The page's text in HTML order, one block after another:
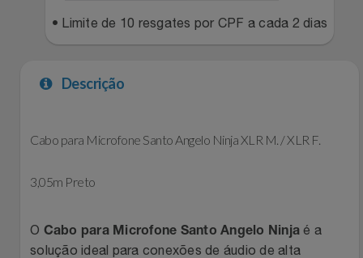
Ferramentas
LivrosMeu Resgate Favorito
Portal Das Malas
• Limite de 10 resgates por CPF a cada 2 dias
Descrição
Cabo para Microfone Santo Angelo Ninja XLR M. / XLR F.
3,05m Preto
O Cabo para Microfone Santo Angelo Ninja é a
solução ideal para conexões de áudio de alta